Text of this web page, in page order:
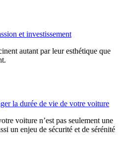
et investissement
autant par leur esthétique que
la durée de vie de votre voiture
voiture n’est pas seulement une
un enjeu de sécurité et de sérénité